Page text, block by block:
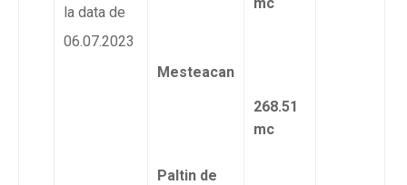
la data de
06.07.2023
Mesteacan
Paltin de
268.51
mc